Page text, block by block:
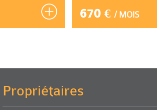
670 €/ MOIS
Propriétaires